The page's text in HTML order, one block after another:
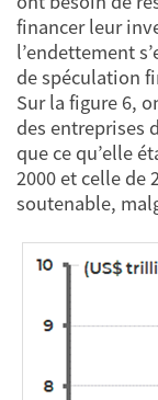
financer leur
l’endettement
de spéculation
Sur la figure 6,
des entreprises
que ce qu’elle
2000 et celle de
soutenable,